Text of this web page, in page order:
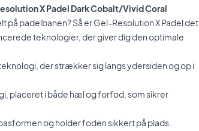
X Padel Dark Cobalt/Vivid Coral
padelbanen? Så er Gel-Resolution X Padel det
teknologier, der giver dig den optimale
der strækker sig langs ydersiden og op i
placeret i både hæl og forfod, som sikrer
og holder foden sikkert på plads.